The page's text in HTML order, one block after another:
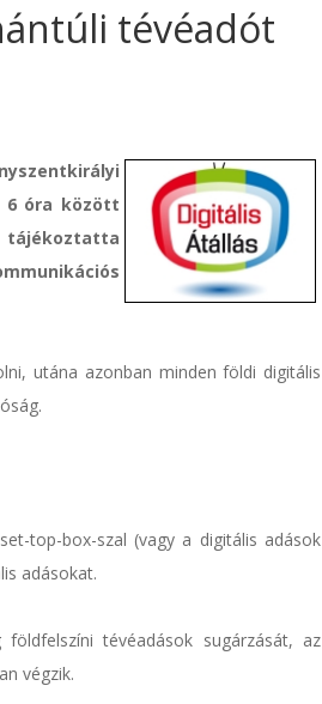
tévéadót
6 óra között
utána azonban minden földi digitális
top-box-szal (vagy a digitális adások
adásokat.
tévéadások sugárzását, az
végzik.